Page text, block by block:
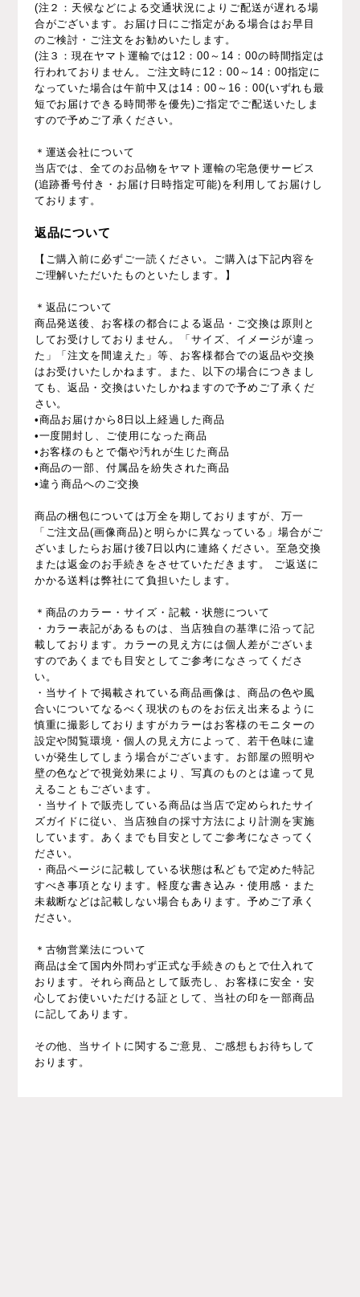
(注２：天候などによる交通状況によりご配送が遅れる場
合がございます。お届け日にご指定がある場合はお早目
のご検討・ご注文をお勧めいたします。
(注３：現在ヤマト運輸では12：00～14：00の時間指定は
行われておりません。ご注文時に12：00～14：00指定に
なっていた場合は午前中又は14：00～16：00(いずれも最
短でお届けできる時間帯を優先)ご指定でご配送いたしま
すので予めご了承ください。
＊運送会社について
当店では、全てのお品物をヤマト運輸の宅急便サービス
(追跡番号付き・お届け日時指定可能)を利用してお届けし
ております。
返品について
【ご購入前に必ずご一読ください。ご購入は下記内容を
ご理解いただいたものといたします。】
＊返品について
商品発送後、お客様の都合による返品・ご交換は原則と
してお受けしておりません。「サイズ、イメージが違っ
た」「注文を間違えた」等、お客様都合での返品や交換
はお受けいたしかねます。また、以下の場合につきまし
ても、返品・交換はいたしかねますので予めご了承くだ
さい。
•商品お届けから8日以上経過した商品
•一度開封し、ご使用になった商品
•お客様のもとで傷や汚れが生じた商品
•商品の一部、付属品を紛失された商品
•違う商品へのご交換
商品の梱包については万全を期しておりますが、万一
「ご注文品(画像商品)と明らかに異なっている」場合がご
ざいましたらお届け後7日以内に連絡ください。至急交換
または返金のお手続きをさせていただきます。 ご返送に
かかる送料は弊社にて負担いたします。
＊商品のカラー・サイズ・記載・状態について
・カラー表記があるものは、当店独自の基準に沿って記
載しております。カラーの見え方には個人差がございま
すのであくまでも目安としてご参考になさってくださ
い。
・当サイトで掲載されている商品画像は、商品の色や風
合いについてなるべく現状のものをお伝え出来るように
慎重に撮影しておりますがカラーはお客様のモニターの
設定や閲覧環境・個人の見え方によって、若干色味に違
いが発生してしまう場合がございます。お部屋の照明や
壁の色などで視覚効果により、写真のものとは違って見
えることもございます。
・当サイトで販売している商品は当店で定められたサイ
ズガイドに従い、当店独自の採寸方法により計測を実施
しています。あくまでも目安としてご参考になさってく
ださい。
・商品ページに記載している状態は私どもで定めた特記
すべき事項となります。軽度な書き込み・使用感・また
未裁断などは記載しない場合もあります。予めご了承く
ださい。
＊古物営業法について
商品は全て国内外問わず正式な手続きのもとで仕入れて
おります。それら商品として販売し、お客様に安全・安
心してお使いいただける証として、当社の印を一部商品
に記してあります。
その他、当サイトに関するご意見、ご感想もお待ちして
おります。